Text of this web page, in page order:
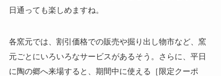
日通っても楽しめますね。
各窯元では、割引価格での販売や掘り出し物市など、窯
元ごとにいろいろなサービスがあるそう。さらに、 平日
に陶の郷へ来場すると、 期間中に使える［限定クーポ